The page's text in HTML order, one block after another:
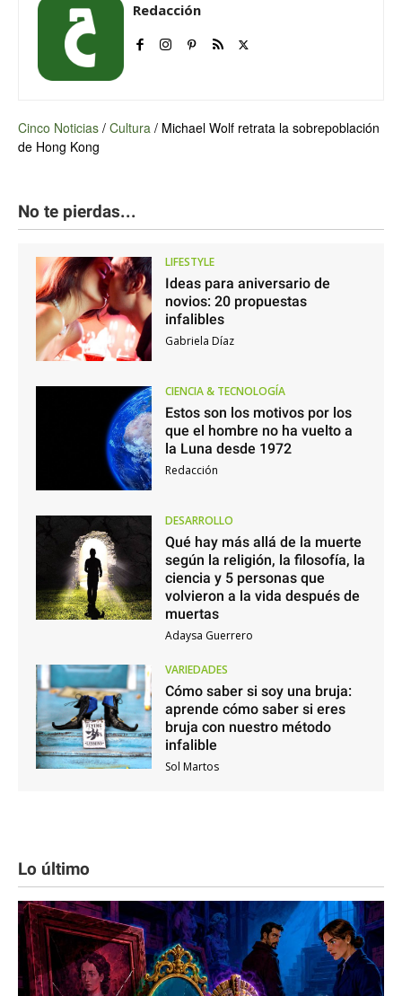
Redacción
Cinco Noticias / Cultura / Michael Wolf retrata la sobrepoblación
de Hong Kong
No te pierdas...
LIFESTYLE
Ideas para aniversario de
novios: 20 propuestas
infalibles
Gabriela Díaz
CIENCIA & TECNOLOGÍA
Estos son los motivos por los
que el hombre no ha vuelto a
la Luna desde 1972
Redacción
DESARROLLO
Qué hay más allá de la muerte
según la religión, la filosofía, la
ciencia y 5 personas que
volvieron a la vida después de
muertas
Adaysa Guerrero
VARIEDADES
Cómo saber si soy una bruja:
aprende cómo saber si eres
bruja con nuestro método
infalible
Sol Martos
Lo último